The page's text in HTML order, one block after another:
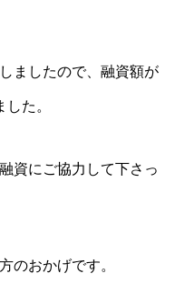
ましたので、融資額が
た。
資にご協力して下さっ
のおかげです。